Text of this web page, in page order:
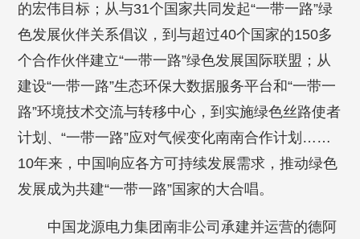
的宏伟目标；从与31个国家共同发起“一带一路”绿
色发展伙伴关系倡议，到与超过40个国家的150多
个合作伙伴建立“一带一路”绿色发展国际联盟；从
建设“一带一路”生态环保大数据服务平台和“一带一
路”环境技术交流与转移中心，到实施绿色丝路使者
计划、“一带一路”应对气候变化南南合作计划……
10年来，中国响应各方可持续发展需求，推动绿色
发展成为共建“一带一路”国家的大合唱。
中国龙源电力集团南非公司承建并运营的德阿